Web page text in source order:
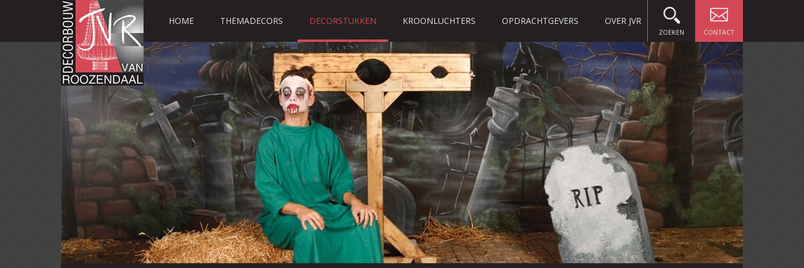
HOME THEMADECORS DECORSTUKKEN KROONLUCHTERS OPDRACHTGEVERS OVER JVR
CONTACT
ZOEKEN